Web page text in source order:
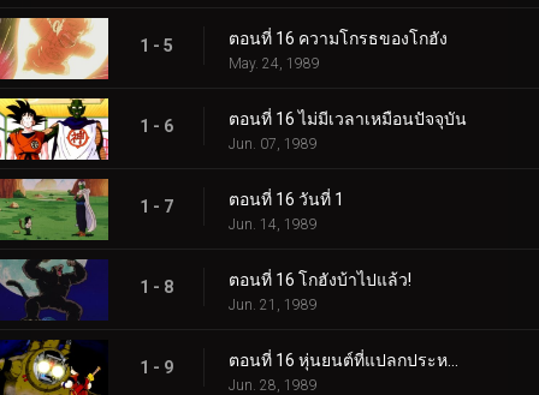
1 - 5 ตอนที่ 16 ความโกรธของโกฮัง
May. 24, 1989
1 - 6 ตอนที่ 16 ไม่มีเวลาเหมือนปัจจุบัน
Jun. 07, 1989
1 - 7 ตอนที่ 16 วันที่ 1
Jun. 14, 1989
1 - 8 ตอนที่ 16 โกฮังบ้าไปแล้ว!
Jun. 21, 1989
1 - 9
Jun. 28, 1989